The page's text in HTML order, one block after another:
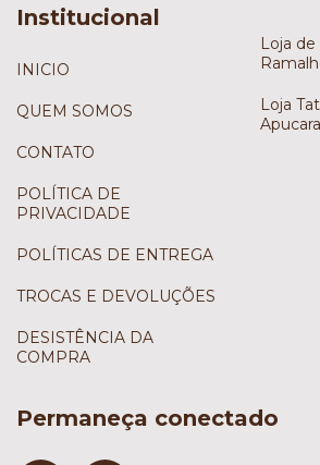
Institucional
INICIO
QUEM SOMOS
CONTATO
POLÍTICA DE
PRIVACIDADE
POLÍTICAS DE ENTREGA
TROCAS E DEVOLUÇÕES
DESISTÊNCIA DA
COMPRA
Loja de
Loja
Permaneça conectado